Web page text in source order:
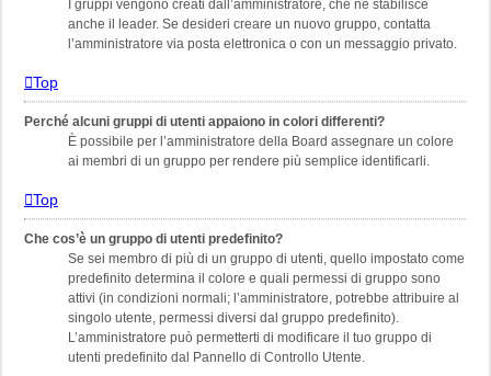
I gruppi vengono creati dall’amministratore, che ne stabilisce
anche il leader. Se desideri creare un nuovo gruppo, contatta
l’amministratore via posta elettronica o con un messaggio privato.
Top
Perché alcuni gruppi di utenti appaiono in colori differenti?
È possibile per l’amministratore della Board assegnare un colore
ai membri di un gruppo per rendere più semplice identificarli.
Top
Che cos’è un gruppo di utenti predefinito?
Se sei membro di più di un gruppo di utenti, quello impostato come
predefinito determina il colore e quali permessi di gruppo sono
attivi (in condizioni normali; l’amministratore, potrebbe attribuire al
singolo utente, permessi diversi dal gruppo predefinito).
L’amministratore può permetterti di modificare il tuo gruppo di
utenti predefinito dal Pannello di Controllo Utente.